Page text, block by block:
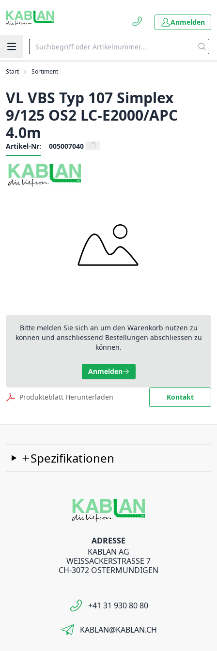
Anmelden
Start Sortiment
VL VBS Typ 107 Simplex
9/125 OS2 LC-E2000/APC
4.0m
Artikel-Nr: 005007040
Bitte melden Sie sich an um den Warenkorb nutzen zu
können und anschliessend Bestellungen abschliessen zu
können.
Anmelden
Produkteblatt Herunterladen Kontakt
Spezifikationen
ADRESSE
KABLAN AG
WEISSACKERSTRASSE 7
CH-3072 OSTERMUNDIGEN
+41 31 930 80 80
KABLAN@KABLAN.CH